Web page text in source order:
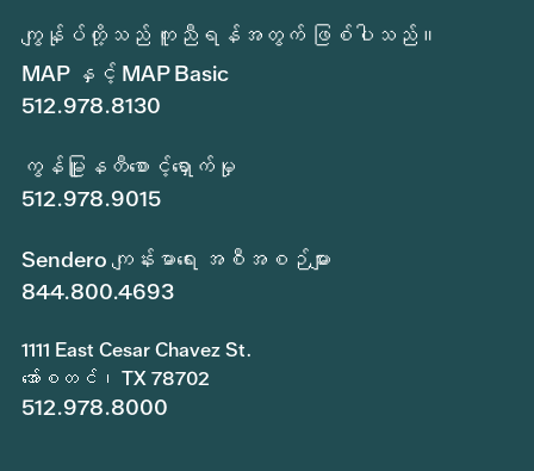
စုစုပေါင်းအုပ်ချုပ်ရေး
28,647,030 28,647,030
UT ဆက်နွယ်မှုသဘောတူညီချက်
လွှဲပြောင်းပေးသည်။
အရေးပေါ်အရံသို့ လွှဲပြောင်းပါ။
8,019,240
သီးသန့်
ထည့်သွင်းမှုများ 1 မှ 70 မှ 70 ခုကို ပြသထားသည်။
ကျွန်ုပ်တို့သည် ကူညီရန်အတွက် ဖြစ်ပါသည်။
MAP နှင့် MAP Basic
512.978.8130
ကွန်မြူနတီစောင့်ရှောက်မှု
512.978.9015
Sendero ကျန်းမာရေး အစီအစဉ်များ
844.800.4693
1111 East Cesar Chavez St.
အော်စတင်၊ TX 78702
512.978.8000